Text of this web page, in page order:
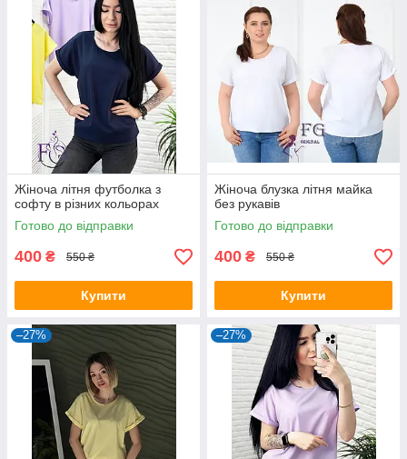
Жіноча літня футболка з
софту в різних кольорах
Готово до відправки
400 ₴ 550 ₴
Купити
Жіноча блузка літня майка
без рукавів
Готово до відправки
400 ₴ 550 ₴
Купити
–27% –27%